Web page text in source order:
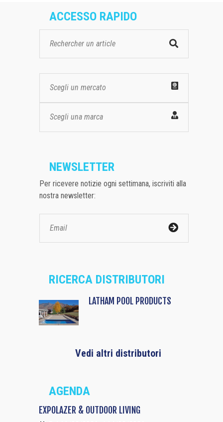
ACCESSO RAPIDO
Scegli un mercato
Scegli una marca
NEWSLETTER
Per ricevere notizie ogni settimana, iscriviti alla
nostra newsletter:
RICERCA DISTRIBUTORI
LATHAM POOL PRODUCTS
Vedi altri distributori
AGENDA
EXPOLAZER & OUTDOOR LIVING